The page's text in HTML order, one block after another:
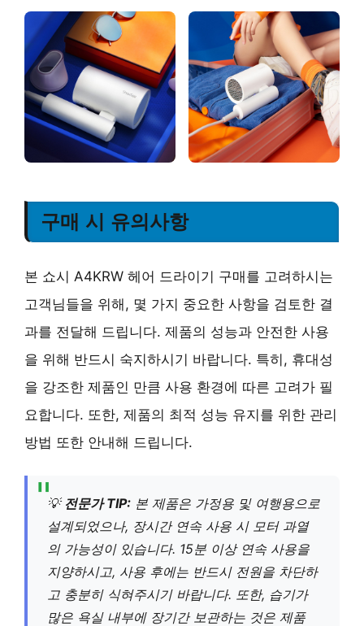
구매 시 유의사항
본 쇼시 A4KRW 헤어 드라이기 구매를 고려하시는
고객님들을 위해, 몇 가지 중요한 사항을 검토한 결
과를 전달해 드립니다. 제품의 성능과 안전한 사용
을 위해 반드시 숙지하시기 바랍니다. 특히, 휴대성
을 강조한 제품인 만큼 사용 환경에 따른 고려가 필
요합니다. 또한, 제품의 최적 성능 유지를 위한 관리
방법 또한 안내해 드립니다.
💡 전문가 TIP: 본 제품은 가정용 및 여행용으로
설계되었으나, 장시간 연속 사용 시 모터 과열
의 가능성이 있습니다. 15분 이상 연속 사용을
지양하시고, 사용 후에는 반드시 전원을 차단하
고 충분히 식혀주시기 바랍니다. 또한, 습기가
많은 욕실 내부에 장기간 보관하는 것은 제품